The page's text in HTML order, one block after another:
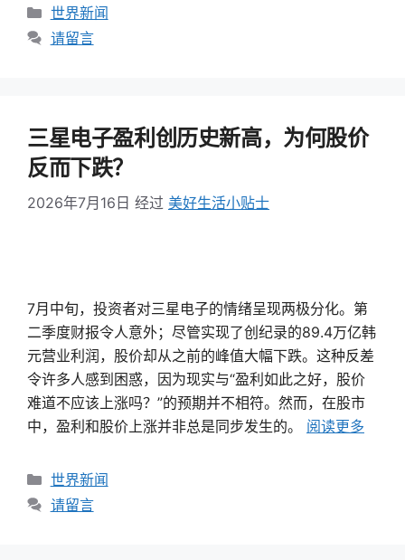
类
别
世界新闻
请留言
三星电子盈利创历史新高，为何股价
反而下跌？
2026年7月16日 经过 美好生活小贴士
7月中旬，投资者对三星电子的情绪呈现两极分化。第
二季度财报令人意外；尽管实现了创纪录的89.4万亿韩
元营业利润，股价却从之前的峰值大幅下跌。这种反差
令许多人感到困惑，因为现实与“盈利如此之好，股价
难道不应该上涨吗？”的预期并不相符。然而，在股市
中，盈利和股价上涨并非总是同步发生的。 阅读更多
类
别
世界新闻
请留言